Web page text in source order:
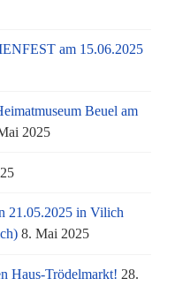
am 15.06.2025
Beuel am
2025
21.05.2025 in Vilich
8. Mai 2025
Haus-Trödelmarkt! 28.